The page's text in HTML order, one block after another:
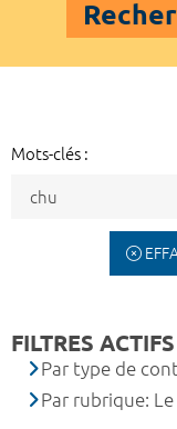
Mots-clés :
FILTRES ACTIFS
Par type de
Par rubrique: